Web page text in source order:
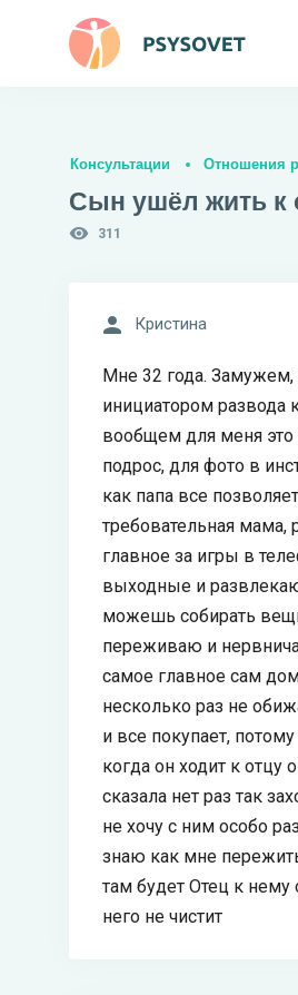
Консультации Отношения
Сын ушёл жить к
311
Кристина
Мне 32 года. Замужем,
инициатором развода
вообщем для меня это
подрос, для фото в
как папа все
требовательная мама,
главное за игры в
выходные и
можешь собирать
переживаю и
самое главное сам
несколько раз не
и все покупает,
когда он ходит к отцу
сказала нет раз так
не хочу с ним особо
знаю как мне
там будет Отец к нему
него не чистит